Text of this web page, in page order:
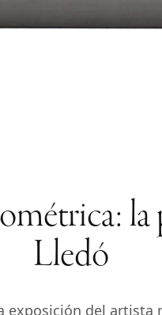
Lledó
exposición del